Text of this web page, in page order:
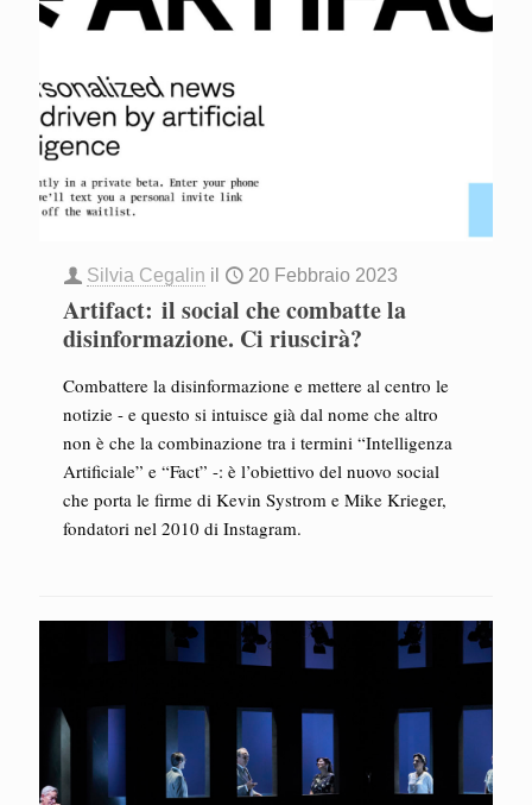
Silvia Cegalin il 20 Febbraio 2023
Artifact: il social che combatte la
disinformazione. Ci riuscirà?
Combattere la disinformazione e mettere al centro le
notizie - e questo si intuisce già dal nome che altro
non è che la combinazione tra i termini “Intelligenza
Artificiale” e “Fact” -: è l’obiettivo del nuovo social
che porta le firme di Kevin Systrom e Mike Krieger,
fondatori nel 2010 di Instagram.